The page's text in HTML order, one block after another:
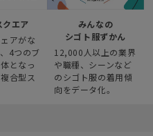
クエア
アがな
4つのブ
となっ
合型ス
みんなの
シゴト服ずかん
12,000人以上の業界
や職種、シーンなど
のシゴト服の着用傾
向をデータ化。